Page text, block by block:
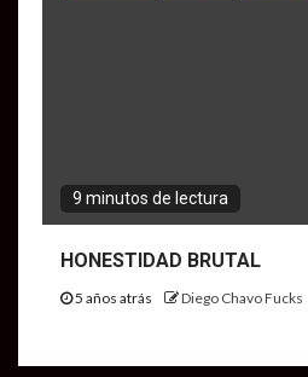
9 minutos de lectura
HONESTIDAD BRUTAL
5 años atrás Diego Chavo Fucks